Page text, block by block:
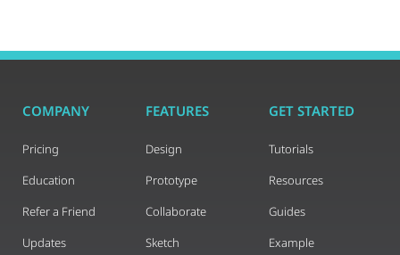
COMPANY
Pricing
Education
Refer a Friend
Updates
FEATURES
Design
Prototype
Collaborate
Sketch
GET STARTED
Tutorials
Resources
Guides
Example